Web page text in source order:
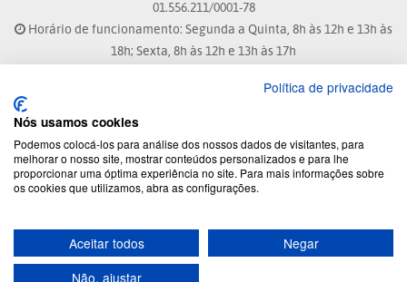
01.556.211/0001-78
Horário de funcionamento: Segunda a Quinta, 8h às 12h e 13h às
18h; Sexta, 8h às 12h e 13h às 17h
Site atualizado em: 04/08/2026 às 10:33h
® Marca Registrada
© 2026 - Todos os direitos reservados.
Desenvolvido por:
Política de privacidade
Nós usamos cookies
Podemos colocá-los para análise dos nossos dados de visitantes, para
melhorar o nosso site, mostrar conteúdos personalizados e para lhe
proporcionar uma óptima experiência no site. Para mais informações sobre
os cookies que utilizamos, abra as configurações.
Aceitar todos
Negar
Não, ajustar